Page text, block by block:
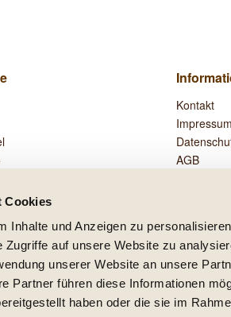
Cookies
Inhalte und Anzeigen zu
Zugriffe auf unsere Website zu
unserer Website an unsere
Partner führen diese Informationen
haben oder die sie im
Kontakt
Impressum
AGB
Vertrag
Mehrwertsteuer zzgl.Versandkostenund ggf.
Lieferzeiten für andere Länder